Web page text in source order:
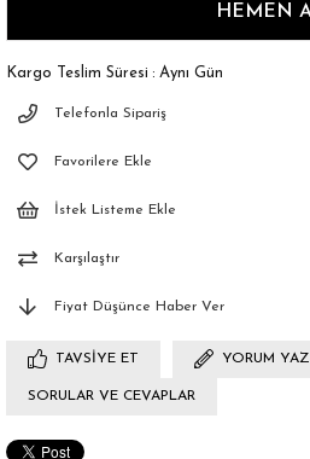
Kargo Teslim Süresi : Aynı Gün
Telefonla Sipariş
Favorilere Ekle
İstek Listeme Ekle
Karşılaştır
Fiyat Düşünce Haber Ver
TAVSIYE ET YORUM YAZ
SORULAR VE CEVAPLAR